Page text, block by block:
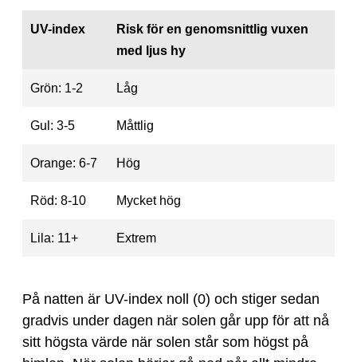
UV-index
Risk för en genomsnittlig vuxen
med ljus hy
Grön: 1-2 Låg
Gul: 3-5 Måttlig
Orange: 6-7 Hög
Röd: 8-10 Mycket hög
Lila: 11+ Extrem
På natten är UV-index noll (0) och stiger sedan
gradvis under dagen när solen går upp för att nå
sitt högsta värde när solen står som högst på